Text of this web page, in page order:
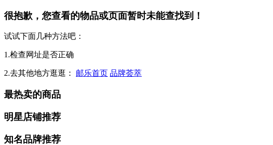
很抱歉，您查看的物品或页面暂时未能查找到！
试试下面几种方法吧：
1.检查网址是否正确
2.去其他地方逛逛： 邮乐首页 品牌荟萃
最热卖的商品
明星店铺推荐
知名品牌推荐